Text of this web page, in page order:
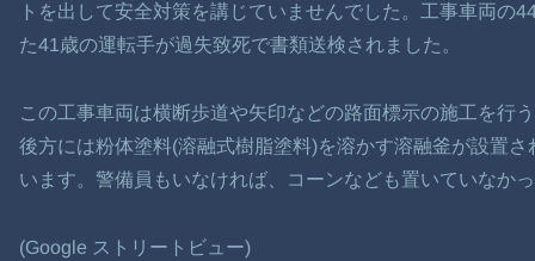
トを出して安全対策を講じていませんでした。工事車両の
た41歳の運転手が過失致死で書類送検されました。
この工事車両は横断歩道や矢印などの路面標示の施工を行
後方には粉体塗料(溶融式樹脂塗料)を溶かす溶融釜が設置
います。警備員もいなければ、コーンなども置いていなか
(Google ストリートビュー)